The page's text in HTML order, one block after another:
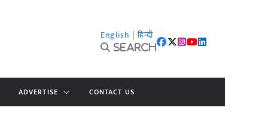
English | हिन्दी
Search
ADVERTISE CONTACT US